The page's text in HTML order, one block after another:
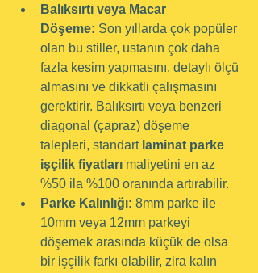
Balıksırtı veya Macar
Döşeme: Son yıllarda çok popüler
olan bu stiller, ustanın çok daha
fazla kesim yapmasını, detaylı ölçü
almasını ve dikkatli çalışmasını
gerektirir. Balıksırtı veya benzeri
diagonal (çapraz) döşeme
talepleri, standart laminat parke
işçilik fiyatları maliyetini en az
%50 ila %100 oranında artırabilir.
Parke Kalınlığı: 8mm parke ile
10mm veya 12mm parkeyi
döşemek arasında küçük de olsa
bir işçilik farkı olabilir, zira kalın